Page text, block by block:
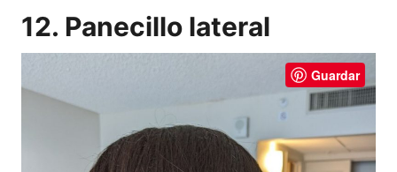
12. Panecillo lateral
Guardar